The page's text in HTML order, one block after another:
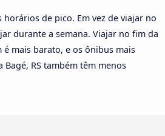
horários de pico. Em vez de viajar no
durante a semana. Viajar no fim da
mais barato, e os ônibus mais
Bagé, RS também têm menos